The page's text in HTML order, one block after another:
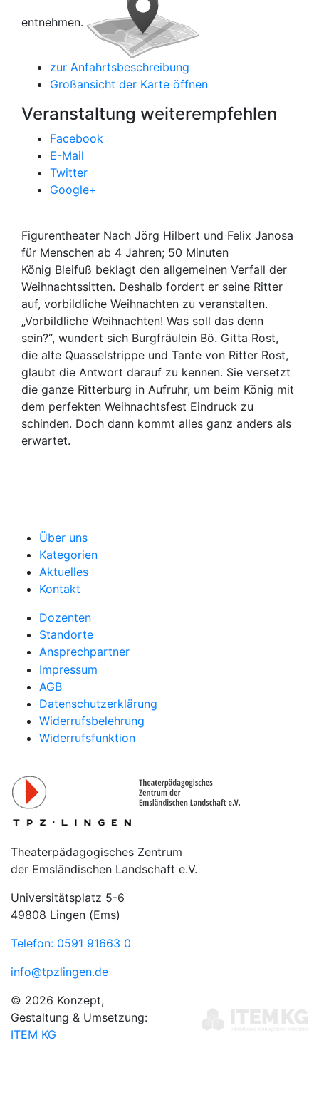
entnehmen.
zur Anfahrtsbeschreibung
Großansicht der Karte öffnen
Veranstaltung weiterempfehlen
Facebook
E-Mail
Twitter
Google+
Figurentheater Nach Jörg Hilbert und Felix Janosa
für Menschen ab 4 Jahren; 50 Minuten
König Bleifuß beklagt den allgemeinen Verfall der
Weihnachtssitten. Deshalb fordert er seine Ritter
auf, vorbildliche Weihnachten zu veranstalten.
„Vorbildliche Weihnachten! Was soll das denn
sein?“, wundert sich Burgfräulein Bö. Gitta Rost,
die alte Quasselstrippe und Tante von Ritter Rost,
glaubt die Antwort darauf zu kennen. Sie versetzt
die ganze Ritterburg in Aufruhr, um beim König mit
dem perfekten Weihnachtsfest Eindruck zu
schinden. Doch dann kommt alles ganz anders als
erwartet.
Über uns
Kategorien
Aktuelles
Kontakt
Dozenten
Standorte
Ansprechpartner
Impressum
AGB
Datenschutzerklärung
Widerrufsbelehrung
Widerrufsfunktion
Theaterpädagogisches Zentrum
der Emsländischen Landschaft e.V.
Universitätsplatz 5-6
49808 Lingen (Ems)
Telefon: 0591 91663 0
info@tpzlingen.de
© 2026 Konzept,
Gestaltung & Umsetzung:
ITEM KG